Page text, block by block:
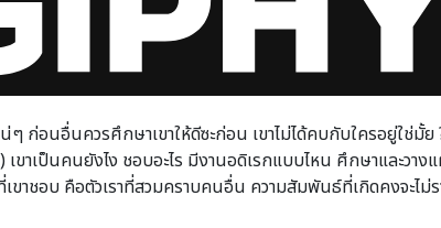
ๆ ก่อนอื่นควรศึกษาเขาให้ดีซะก่อน เขาไม่ได้คบกับใครอยู่ใช่
ขาเป็นคนยังไง ชอบอะไร มีงานอดิเรกแบบไหน ศึกษาและว
เขาชอบ คือตัวเราที่สวมคราบคนอื่น ความสัมพันธ์ที่เกิดคงจะไ